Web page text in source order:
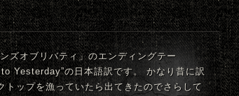
ズオブリバティ」のエンディングテー
Yesterday”の日本語訳です。 かなり昔に訳
トップを漁っていたら出てきたのでさらして